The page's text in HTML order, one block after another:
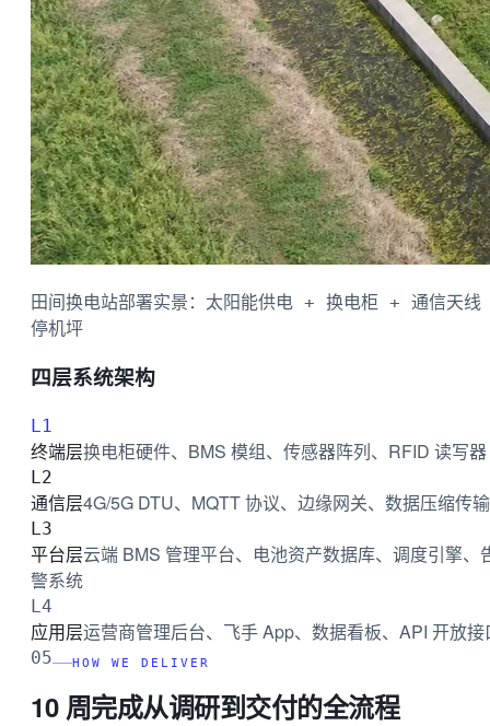
田间换电站部署实景：太阳能供电 + 换电柜 + 通信天
停机坪
四层系统架构
L1
终端层换电柜硬件、BMS 模组、传感器阵列、RFID 读写器
L2
通信层4G/5G DTU、MQTT 协议、边缘网关、数据压缩传输
L3
平台层云端 BMS 管理平台、电池资产数据库、调度引擎、
警系统
L4
应用层运营商管理后台、飞手 App、数据看板、API 开放接
05 HOW WE DELIVER
10 周完成从调研到交付的全流程